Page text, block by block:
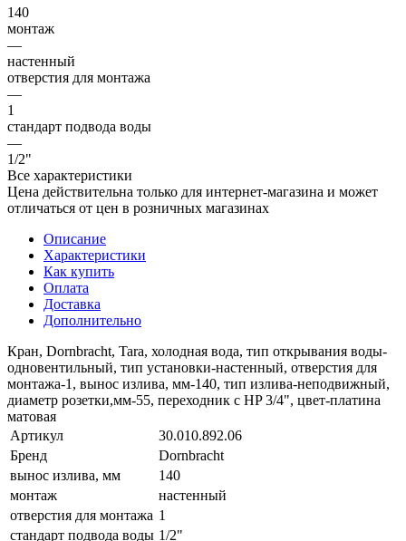
140
монтаж
—
настенный
отверстия для монтажа
—
1
стандарт подвода воды
—
1/2"
Все характеристики
Цена действительна только для интернет-магазина и может
отличаться от цен в розничных магазинах
Описание
Характеристики
Как купить
Оплата
Доставка
Дополнительно
Кран, Dornbracht, Tara, холодная вода, тип открывания воды-
одновентильный, тип установки-настенный, отверстия для
монтажа-1, вынос излива, мм-140, тип излива-неподвижный,
диаметр розетки,мм-55, переходник с HP 3/4", цвет-платина
матовая
Артикул
30.010.892.06
Бренд
Dornbracht
вынос излива, мм
140
монтаж
настенный
отверстия для монтажа 1
стандарт подвода воды 1/2"